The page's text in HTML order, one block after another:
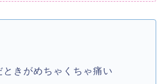
ときがめちゃくちゃ痛い